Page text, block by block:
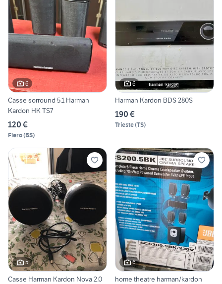
6
Casse sorround 5.1 Harman
Kardon HK TS7
120 €
Flero(BS)
6
Harman Kardon BDS 280S
190 €
Trieste(TS)
5
Casse Harman Kardon Nova 2.0
6
home theatre harman/kardon